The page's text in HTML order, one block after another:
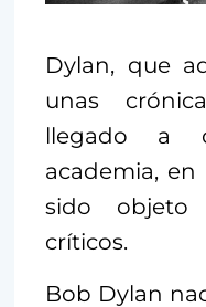
Dylan, que
unas
llegado a
academia, en
sido objeto
críticos.
Bob Dylan